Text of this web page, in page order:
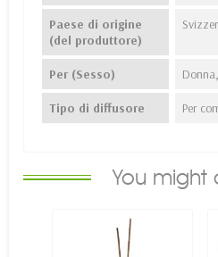
Paese di origine
(del produttore)
Per (Sesso)
Tipo di diffusore Per
You might